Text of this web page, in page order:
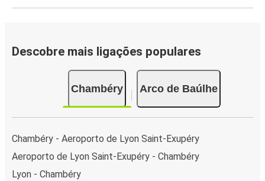
Descobre mais ligações populares
Chambéry Arco de Baúlhe
Chambéry - Aeroporto de Lyon Saint-Exupéry
Aeroporto de Lyon Saint-Exupéry - Chambéry
Lyon - Chambéry